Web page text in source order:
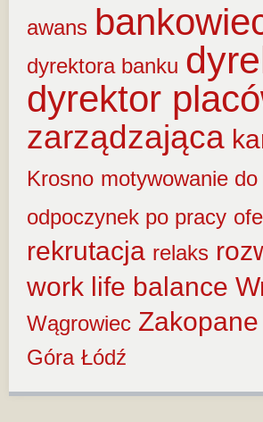
awans
dyrektora banku
dyrektor
zarządzająca
Krosno motywowanie
odpoczynek po pracy
rekrutacja relaks
work life balance
Wągrowiec Zakopane
Góra Łódź